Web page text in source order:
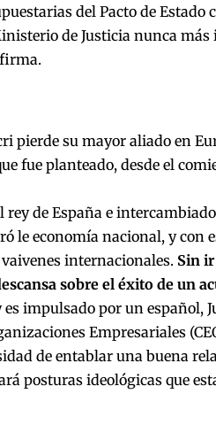
del Pacto de Estado
de Justicia nunca más
pierde su mayor aliado en
fue planteado, desde el
de España e
le economía nacional, y con
internacionales. Sin
sobre el éxito de un
impulsado por un español,
Empresariales
de entablar una buena
posturas ideológicas que